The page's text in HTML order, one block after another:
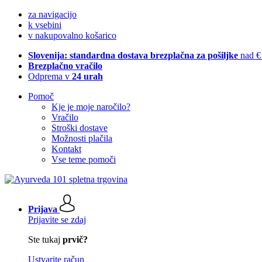
za navigacijo
k vsebini
v nakupovalno košarico
Slovenija: standardna dostava brezplačna za pošiljke nad
Brezplačno vračilo
Odprema v 24 urah
Pomoč
Kje je moje naročilo?
Vračilo
Stroški dostave
Možnosti plačila
Kontakt
Vse teme pomoči
Prijava
Prijavite se zdaj
Ste tukaj prvič?
Ustvarite račun